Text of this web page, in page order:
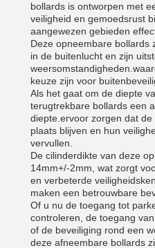
bollards is ontworpen met
veiligheid en gemoedsrust
aangewezen gebieden
Deze opneembare bollards
in de buitenlucht en zijn
keuze zijn voor
Als het gaat om de diepte
terugtrekbare bollards een
diepte.ervoor zorgen dat
plaats blijven en hun
vervullen.
De cilinderdikte van deze
14mm+/-2mm, wat zorgt
en verbeterde
maken een betrouwbare
Of u nu de toegang tot
controleren, de toegang
of de beveiliging rond een
deze afneembare bollards